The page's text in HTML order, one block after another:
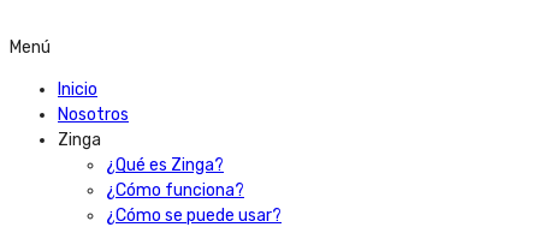
Menú
Inicio
Nosotros
Zinga
¿Qué es Zinga?
¿Cómo funciona?
¿Cómo se puede usar?